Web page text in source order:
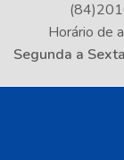
Horário de
Segunda a